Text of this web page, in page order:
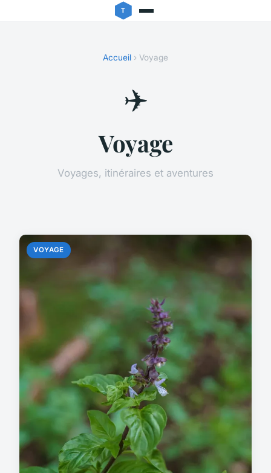
Accueil › Voyage
✈️
Voyage
Voyages, itinéraires et aventures
VOYAGE